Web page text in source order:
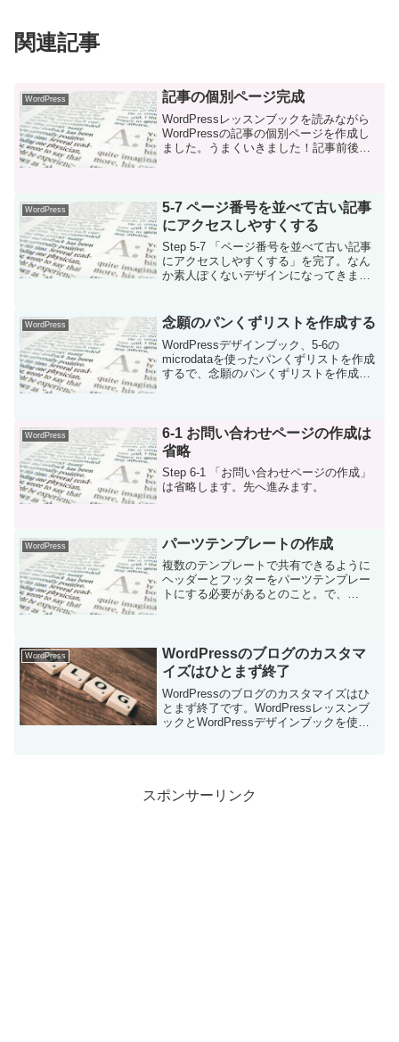
関連記事
WordPress 記事の個別ページ完成
WordPressレッスンブックを読みながら
WordPressの記事の個別ページを作成し
ました。うまくいきました！記事前後の
WordPress
5-7 ページ番号を並べて古い記事
にアクセスしやすくする
Step 5-7 「ページ番号を並べて古い記事
にアクセスしやすくする」を完了。なん
か素人ぽくないデザインになってきまし
「TIPSのフッターに３段組みでメニュー
を表示...
WordPress 念願のパンくずリストを作成する
WordPressデザインブック、5-6の
microdataを使ったパンくずリストを作成
するで、念願のパンくずリストを作成で
WordPress
6-1 お問い合わせページの作成は
省略
Step 6-1 「お問い合わせページの作成」
は省略します。先へ進みます。
WordPress パーツテンプレートの作成
複数のテンプレートで共有できるように
ヘッダーとフッターをパーツテンプレー
トにする必要があるとのこと。で、
WordPress
WordPressのブログのカスタマ
イズはひとまず終了
WordPressのブログのカスタマイズはひ
とまず終了です。WordPressレッスンブ
ックとWordPressデザインブックを使っ
スポンサーリンク